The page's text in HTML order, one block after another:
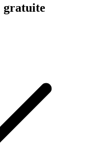
gratuite